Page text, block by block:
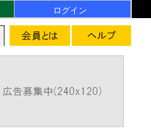
ログイン